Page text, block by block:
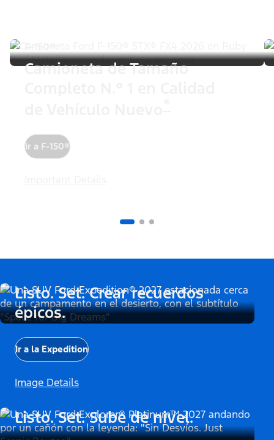
Camioneta de Tamaño
Ir a F-150®
Listo. Set. Crear recuerdos
épicos.
Ir a la Expedition
Image Details
Listo. Set. Sube de nivel.